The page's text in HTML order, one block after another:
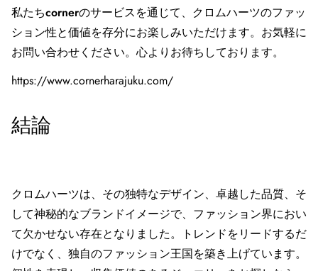
私たちcornerのサービスを通じて、クロムハーツのファッ
ション性と価値を存分にお楽しみいただけます。お気軽に
お問い合わせください。心よりお待ちしております。
https://www.cornerharajuku.com/
結論
クロムハーツは、その独特なデザイン、卓越した品質、そ
して神秘的なブランドイメージで、ファッション界におい
て欠かせない存在となりました。トレンドをリードするだ
けでなく、独自のファッション王国を築き上げています。